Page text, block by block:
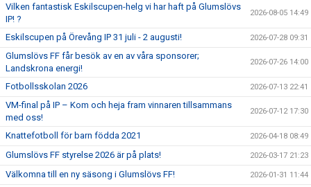
Vilken fantastisk Eskilscupen-helg vi har haft på Glumslövs
IP! ?
2026-08-05 14:49
Eskilscupen på Örevång IP 31 juli - 2 augusti! 2026-07-28 09:31
Glumslövs FF får besök av en av våra sponsorer;
Landskrona energi!
2026-07-26 14:00
Fotbollsskolan 2026 2026-07-13 22:41
VM-final på IP – Kom och heja fram vinnaren tillsammans
med oss!
2026-07-12 17:30
Knattefotboll för barn födda 2021 2026-04-18 08:49
Glumslövs FF styrelse 2026 är på plats! 2026-03-17 21:23
Välkomna till en ny säsong i Glumslövs FF! 2026-01-31 11:44